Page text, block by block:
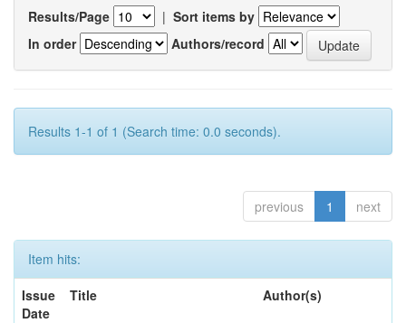
Results/Page | Sort items by
In order
Authors/record
Results 1-1 of 1 (Search time: 0.0 seconds).
previous 1 next
Item hits:
Issue
Date
Title Author(s)